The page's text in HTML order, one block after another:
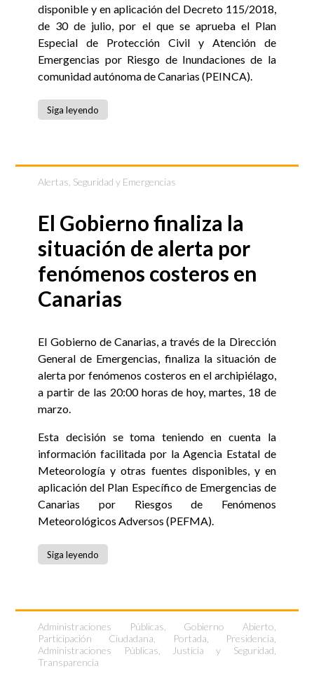
disponible y en aplicación del Decreto 115/2018,
de 30 de julio, por el que se aprueba el Plan
Especial de Protección Civil y Atención de
Emergencias por Riesgo de Inundaciones de la
comunidad autónoma de Canarias (PEINCA).
Siga leyendo
Alertas Seguridad y Emergencias
El Gobierno finaliza la
situación de alerta por
fenómenos costeros en
Canarias
El Gobierno de Canarias, a través de la Dirección
General de Emergencias, finaliza la situación de
alerta por fenómenos costeros en el archipiélago,
a partir de las 20:00 horas de hoy, martes, 18 de
marzo.
Esta decisión se toma teniendo en cuenta la
información facilitada por la Agencia Estatal de
Meteorología y otras fuentes disponibles, y en
aplicación del Plan Específico de Emergencias de
Canarias por Riesgos de Fenómenos
Meteorológicos Adversos (PEFMA).
Siga leyendo
Administraciones Públicas Gobierno Abierto
Participación Ciudadana
Portada
Presidencia,
Administraciones Públicas, Justicia y Seguridad
Transparencia